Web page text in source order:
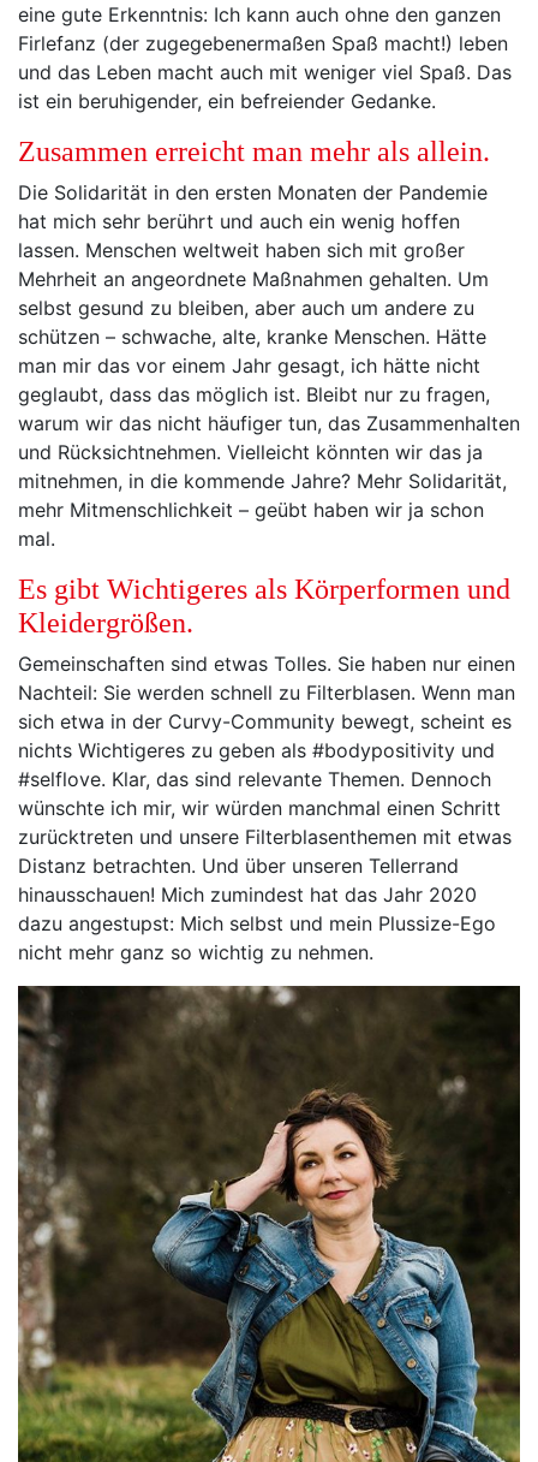
eine gute Erkenntnis: Ich kann auch ohne den ganzen
Firlefanz (der zugegebenermaßen Spaß macht!) leben
und das Leben macht auch mit weniger viel Spaß. Das
ist ein beruhigender, ein befreiender Gedanke.
Zusammen erreicht man mehr als allein.
Die Solidarität in den ersten Monaten der Pandemie
hat mich sehr berührt und auch ein wenig hoffen
lassen. Menschen weltweit haben sich mit großer
Mehrheit an angeordnete Maßnahmen gehalten. Um
selbst gesund zu bleiben, aber auch um andere zu
schützen – schwache, alte, kranke Menschen. Hätte
man mir das vor einem Jahr gesagt, ich hätte nicht
geglaubt, dass das möglich ist. Bleibt nur zu fragen,
warum wir das nicht häufiger tun, das Zusammenhalten
und Rücksichtnehmen. Vielleicht könnten wir das ja
mitnehmen, in die kommende Jahre? Mehr Solidarität,
mehr Mitmenschlichkeit – geübt haben wir ja schon
mal.
Es gibt Wichtigeres als Körperformen und
Kleidergrößen.
Gemeinschaften sind etwas Tolles. Sie haben nur einen
Nachteil: Sie werden schnell zu Filterblasen. Wenn man
sich etwa in der Curvy-Community bewegt, scheint es
nichts Wichtigeres zu geben als #bodypositivity und
#selflove. Klar, das sind relevante Themen. Dennoch
wünschte ich mir, wir würden manchmal einen Schritt
zurücktreten und unsere Filterblasenthemen mit etwas
Distanz betrachten. Und über unseren Tellerrand
hinausschauen! Mich zumindest hat das Jahr 2020
dazu angestupst: Mich selbst und mein Plussize-Ego
nicht mehr ganz so wichtig zu nehmen.